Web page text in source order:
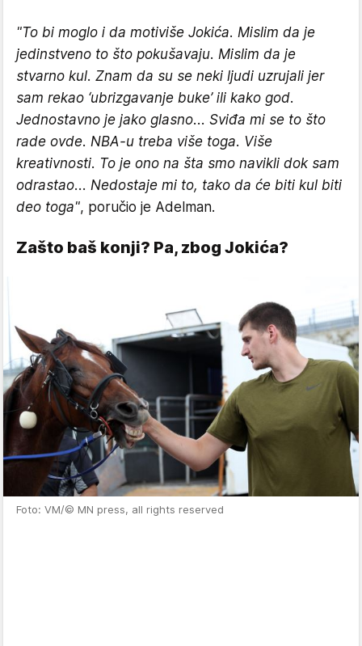
"To bi moglo i da motiviše Jokića. Mislim da je
jedinstveno to što pokušavaju. Mislim da je
stvarno kul. Znam da su se neki ljudi uzrujali jer
sam rekao ‘ubrizgavanje buke’ ili kako god.
Jednostavno je jako glasno... Sviđa mi se to što
rade ovde. NBA-u treba više toga. Više
kreativnosti. To je ono na šta smo navikli dok sam
odrastao... Nedostaje mi to, tako da će biti kul biti
deo toga", poručio je Adelman.
Zašto baš konji? Pa, zbog Jokića?
Foto: VM/© MN press, all rights reserved